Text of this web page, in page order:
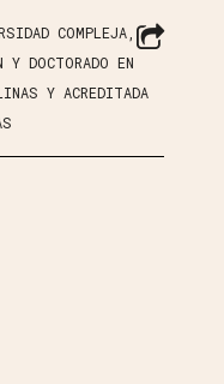
COMPLEJA,
DOCTORADO EN
Y ACREDITADA